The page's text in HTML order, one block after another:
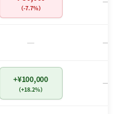
（-7.7%）
－ －
+¥100,000
（+18.2%） －